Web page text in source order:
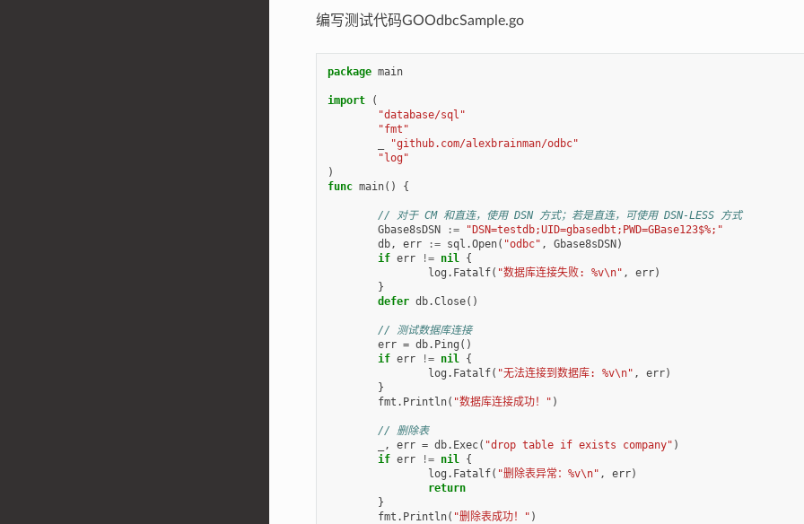
编写测试代码GOOdbcSample.go
package main
import
(
"database/sql"
"fmt"
"github.com/alexbrainman/odbc"
"log"
)
func main() {
// 对于 CM 和直连，使用 DSN 方式；若是直连，可使用 DSN-LESS 方式
Gbase8sDSN
:=
"DSN=testdb;UID=gbasedbt;PWD=GBase123$%;"
db, err := sql .Open( "odbc" , Gbase8sDSN)
if err != nil {
log . Fatalf( "数据库连接失败: %v\n" , err)
}
defer db.Close()
// 测试数据库连接
err = db. Ping ()
if err != nil {
log . Fatalf( "无法连接到数据库: %v\n" , err)
}
fmt . Println( "数据库连接成功！" )
// 删除表
, err = db. Exec( "drop table if exists company" )
if err != nil {
log . Fatalf( "删除表异常：%v\n" , err)
return
}
fmt . Println( "删除表成功！" )